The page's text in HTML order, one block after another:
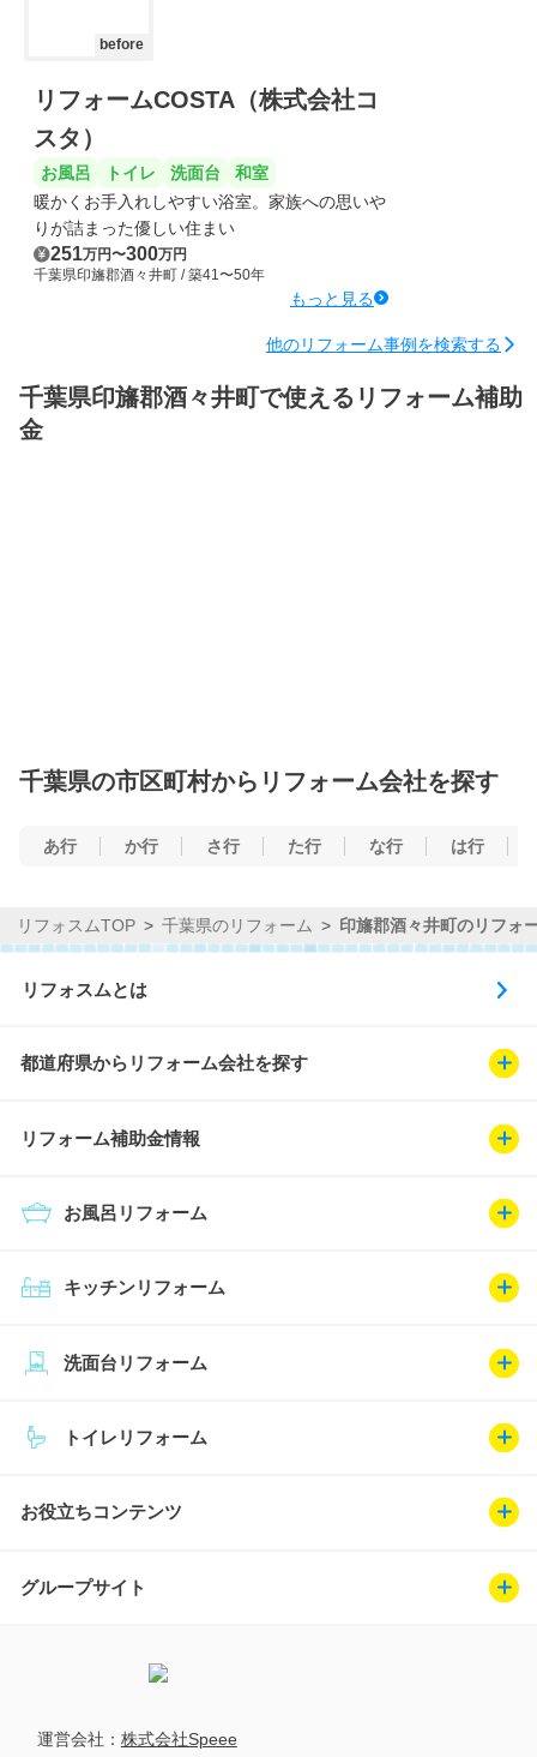
before
リフォームCOSTA（株式会社コ
スタ）
お風呂 トイレ 洗面台
和室
暖かくお手入れしやすい浴室。家族への思いや
りが詰まった優しい住まい
251万円〜300万円
千葉県印旛郡酒々井町 / 築41〜50年
もっと見る
他のリフォーム事例を検索する
千葉県印旛郡酒々井町で使えるリフォーム補助
金
千葉県の市区町村からリフォーム会社を探す
あ行 か行 さ行 た行 な行 は行
リフォスムTOP 千葉県のリフォーム 印旛郡酒々井町のリフォ
リフォスムとは
都道府県からリフォーム会社を探す
リフォーム補助金情報
キッチンリフォーム
お風呂リフォーム
トイレリフォーム
洗面台リフォーム
お役立ちコンテンツ
グループサイト
運営会社： 株式会社Speee